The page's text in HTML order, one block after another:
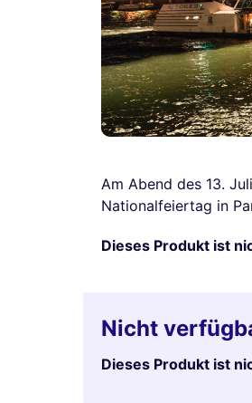
Am Abend des 13.
Nationalfeiertag in
Dieses Produkt ist
Nicht
Dieses Produkt ist